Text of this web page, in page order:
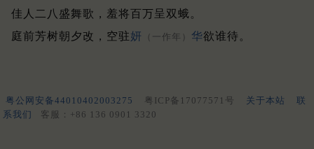
佳人二八盛舞歌，羞将百万呈双蛾。
庭前芳树朝夕改，空驻妍 （一作年） 华欲谁待。
粤公网安备44010402003275 粤ICP备17077571号 关于本站
联
系我们
客服：+86 136 0901 3320